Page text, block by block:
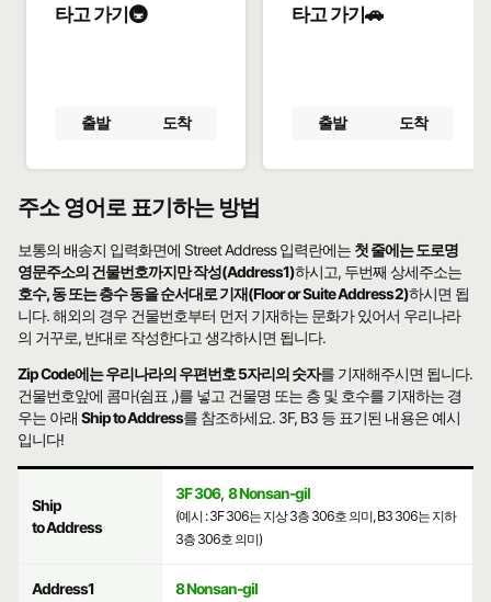
타고 가기🚇
출발 도착
타고 가기🚗
출발 도착
주소 영어로 표기하는 방법
보통의 배송지 입력화면에 Street Address 입력란에는 첫 줄에는 도로명
영문주소의 건물번호까지만 작성(Address1)하시고, 두번째 상세주소는
호수, 동 또는 층수 동을 순서대로 기재(Floor or Suite Address2)하시면 됩
니다. 해외의 경우 건물번호부터 먼저 기재하는 문화가 있어서 우리나라
의 거꾸로, 반대로 작성한다고 생각하시면 됩니다.
Zip Code에는 우리나라의 우편번호 5자리의 숫자를 기재해주시면 됩니다.
건물번호앞에 콤마(쉼표 ,)를 넣고 건물명 또는 층 및 호수를 기재하는 경
우는 아래Ship to Address를 참조하세요. 3F, B3 등 표기된 내용은 예시
입니다!
Ship
to Address
3F 306, 8 Nonsan-gil
(예시 : 3F 306는 지상 3층 306호 의미, B3 306는 지하
3층 306호 의미)
Address1 8 Nonsan-gil